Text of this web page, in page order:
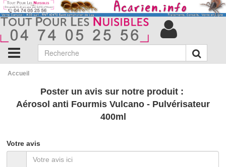
Accueil
Poster un avis sur notre produit :
Aérosol anti Fourmis Vulcano - Pulvérisateur
400ml
Votre avis